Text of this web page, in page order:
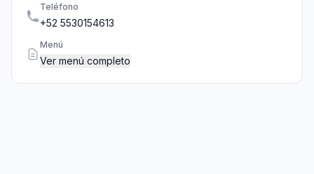
Teléfono
+52 5530154613
Menú
Ver menú completo